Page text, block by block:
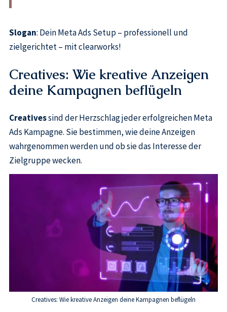
Slogan: Dein Meta Ads Setup – professionell und
zielgerichtet – mit clearworks!
Creatives: Wie kreative Anzeigen
deine Kampagnen beflügeln
Creativessind der Herzschlag jeder erfolgreichen Meta
Ads Kampagne. Sie bestimmen, wie deine Anzeigen
wahrgenommen werden und ob sie das Interesse der
Zielgruppe wecken.
Creatives: Wie kreative Anzeigen deine Kampagnen beflügeln